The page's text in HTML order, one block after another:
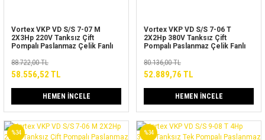
Vortex VKP VD S/S 7-07 M
2X3Hp 220V Tanksız Çift
Pompalı Paslanmaz Çelik Fanlı
88.722,00 TL
58.556,52 TL
HEMEN İNCELE
Vortex VKP VD S/S 7-06 T
2X2Hp 380V Tanksız Çift
Pompalı Paslanmaz Çelik Fanlı
80.136,00 TL
52.889,76 TL
HEMEN İNCELE
%34 %34